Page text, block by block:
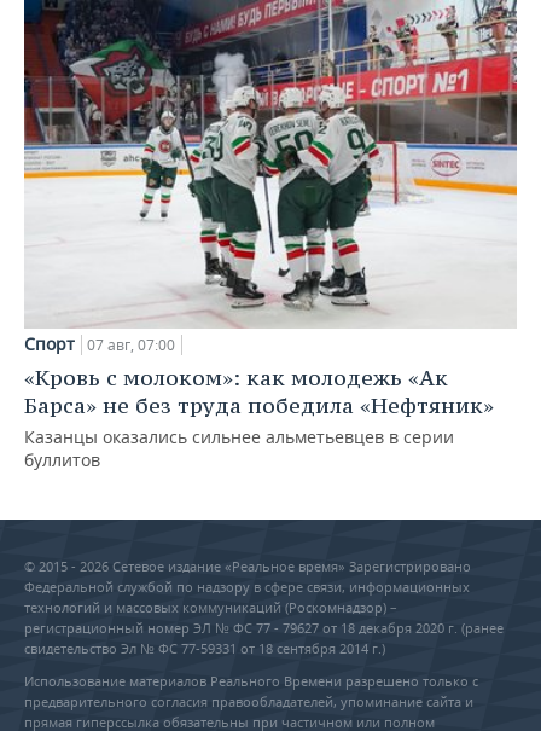
Спорт 07 авг, 07:00
«Кровь с молоком»: как молодежь «Ак
Барса» не без труда победила «Нефтяник»
Казанцы оказались сильнее альметьевцев в серии
буллитов
© 2015 - 2026 Сетевое издание «Реальное время» Зарегистрировано
Федеральной службой по надзору в сфере связи, информационных
технологий и массовых коммуникаций (Роскомнадзор) –
регистрационный номер ЭЛ № ФС 77 - 79627 от 18 декабря 2020 г. (ранее
свидетельство Эл № ФС 77-59331 от 18 сентября 2014 г.)
Использование материалов Реального Времени разрешено только с
предварительного согласия правообладателей, упоминание сайта и
прямая гиперссылка обязательны при частичном или полном